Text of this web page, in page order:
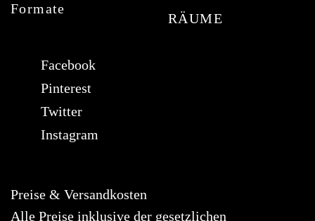
Formate
RÄUME
Facebook
Pinterest
Twitter
Instagram
Preise & Versandkosten
Alle Preise inklusive der gesetzlichen